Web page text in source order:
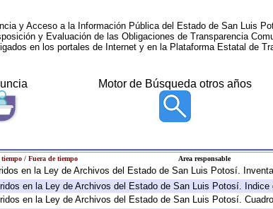
y Acceso a la Información Pública del Estado de San Luis
y Evaluación de las Obligaciones de Transparencia
en los portales de Internet y en la Plataforma Estatal de
Motor de Búsqueda otros años
/ Fuera de tiempo Area responsable
en la Ley de Archivos del Estado de San Luis Potosí.
en la Ley de Archivos del Estado de San Luis Potosí.
en la Ley de Archivos del Estado de San Luis Potosí.